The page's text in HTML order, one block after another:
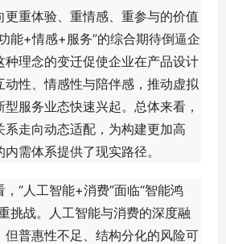
更重体验、重情感、重参与的价值
能+情感+服务”的综合期待倒逼企
种理念的变迁促使企业在产品设计
动性、情感性与陪伴感，推动虚拟
服务业态快速兴起。总体来看，
系走向动态适配，为构建更加高
需体系提供了现实路径。
“人工智能+消费”面临“智能鸿
挑战。人工智能与消费的深度融
但普惠性不足、结构分化的风险可